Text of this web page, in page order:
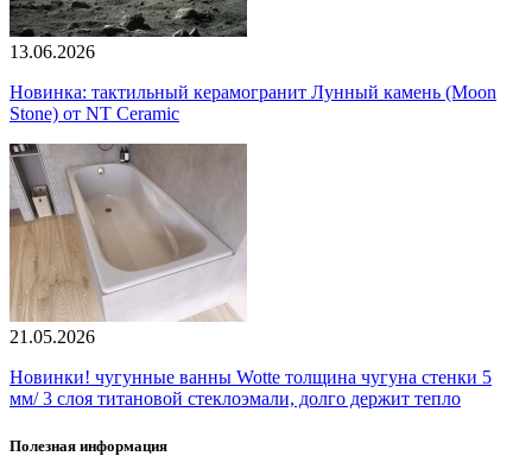
13.06.2026
Новинка: тактильный керамогранит Лунный камень (Moon
Stone) от NT Ceramic
21.05.2026
Новинки! чугунные ванны Wotte толщина чугуна стенки 5
мм/ 3 слоя титановой стеклоэмали, долго держит тепло
Полезная информация